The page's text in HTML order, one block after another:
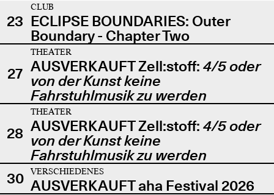
23
CLUB
ECLIPSE BOUNDARIES: Outer
Boundary - Chapter Two
27
THEATER
AUSVERKAUFT Zell:stoff: 4/5 oder
von der Kunst keine
Fahrstuhlmusik zu werden
28
THEATER
AUSVERKAUFT Zell:stoff: 4/5 oder
von der Kunst keine
Fahrstuhlmusik zu werden
30
VERSCHIEDENES
AUSVERKAUFT aha Festival 2026